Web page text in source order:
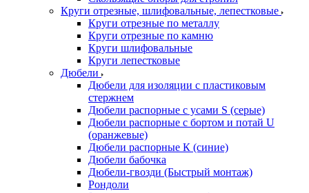
Круги отрезные, шлифовальные, лепестковые
Круги отрезные по металлу
Круги отрезные по камню
Круги шлифовальные
Круги лепестковые
Дюбели
Дюбели для изоляции с пластиковым
стержнем
Дюбели распорные с усами S (серые)
Дюбели распорные c бортом и потай U
(оранжевые)
Дюбели распорные К (синие)
Дюбели бабочка
Дюбели-гвозди (Быстрый монтаж)
Рондоли